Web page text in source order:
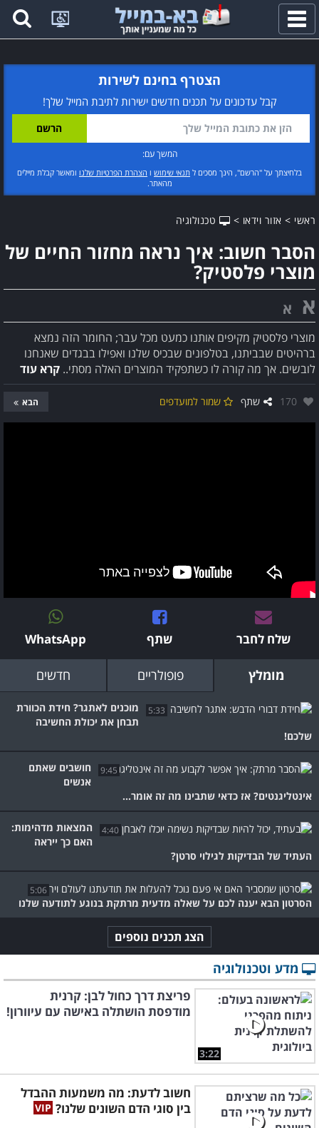
פתח
תפריט
הצטרף בחינם לשירות
קבל עדכונים על תכנים חדשים ישירות לתיבת המייל שלך!
המשך עם:
בלחיצתך על "הרשם", הינך מסכים ל תנאי שימוש ו הצהרת הפרטיות שלנו ומאשר קבלת מיילים
מהאתר.
ראשי > אזור וידאו > טכנולוגיה
הסבר חשוב: איך נראה מחזור החיים של
מוצרי פלסטיק?
א א
מוצרי פלסטיק מקיפים אותנו כמעט מכל עבר; החומר הזה נמצא
ברהיטים שבביתנו, בטלפונים שבכיס שלנו ואפילו בבגדים שאנחנו
לובשים. אך מה קורה לו כשתפקיד המוצרים האלה מסתי.. קרא עוד
אהבו:
170 שתף שמור למועדפים הבא
שלח לחבר שתף WhatsApp
מומלץ פופולריים חדשים
5:33
מוכנים לאתגר? חידת הכוורת
תבחן את יכולת החשיבה
שלכם!
9:45
חושבים שאתם
אנשים
אינטליגנטים? אז כדאי שתבינו מה זה אומר...
4:40
המצאות מדהימות:
האם כך ייראה
העתיד של הבדיקות לגילוי סרטן?
5:06
הסרטון הבא יענה לכם על שאלה מדעית מרתקת בנוגע לתודעה שלנו
הצג תכנים נוספים
מדע וטכנולוגיה
3:22
פריצת דרך כחול לבן: קרנית
מודפסת הושתלה באישה עם עיוורון!
חשוב לדעת: מה משמעות ההבדל
בין סוגי הדם השונים שלנו?